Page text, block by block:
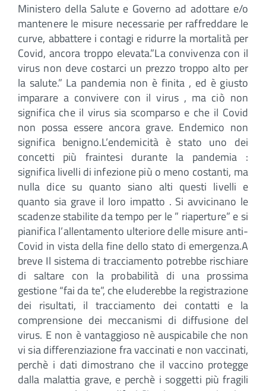
Ministero della Salute e Governo ad adottare e/o
mantenere le misure necessarie per raffreddare le
curve, abbattere i contagi e ridurre la mortalità per
Covid, ancora troppo elevata.”La convivenza con il
virus non deve costarci un prezzo troppo alto per
la salute.” La pandemia non è finita , ed è giusto
imparare a convivere con il virus , ma ciò non
significa che il virus sia scomparso e che il Covid
non possa essere ancora grave. Endemico non
significa benigno.L’endemicità è stato uno dei
concetti più fraintesi durante la pandemia :
significa livelli di infezione più o meno costanti, ma
nulla dice su quanto siano alti questi livelli e
quanto sia grave il loro impatto . Si avvicinano le
scadenze stabilite da tempo per le ” riaperture” e si
pianifica l’allentamento ulteriore delle misure anti-
Covid in vista della fine dello stato di emergenza.A
breve Il sistema di tracciamento potrebbe rischiare
di saltare con la probabilità di una prossima
gestione “fai da te”, che eluderebbe la registrazione
dei risultati, il tracciamento dei contatti e la
comprensione dei meccanismi di diffusione del
virus. E non è vantaggioso nè auspicabile che non
vi sia differenziazione fra vaccinati e non vaccinati,
perchè i dati dimostrano che il vaccino protegge
dalla malattia grave, e perchè i soggetti più fragili